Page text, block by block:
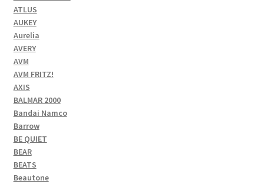
ATLUS
AUKEY
Aurelia
AVERY
AVM
AVM FRITZ!
AXIS
BALMAR 2000
Bandai Namco
Barrow
BE QUIET
BEAR
BEATS
Beautone